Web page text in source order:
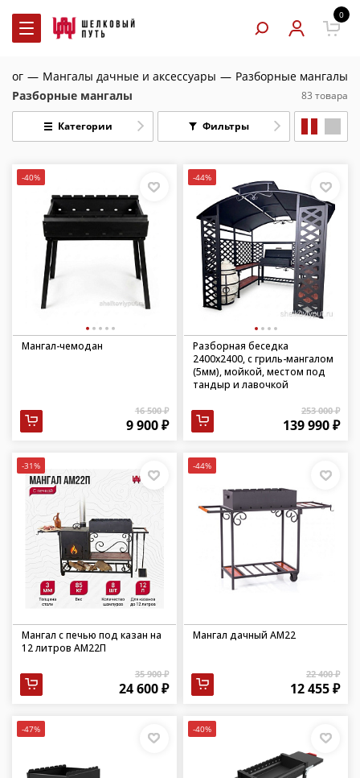
0
— Мангалы дачные и аксессуары — Разборные мангалы
Разборные мангалы
83 товара
Категории Фильтры
-40%
Мангал-чемодан
16 500 ₽
9 900 ₽
-44%
Разборная беседка
2400х2400, с гриль-мангалом
(5мм), мойкой, местом под
тандыр и лавочкой
253 000 ₽
139 990 ₽
-31%
Мангал с печью под казан на
12 литров АМ22П
35 900 ₽
24 600 ₽
-44%
Мангал дачный АМ22
22 400 ₽
12 455 ₽
-47% -40%